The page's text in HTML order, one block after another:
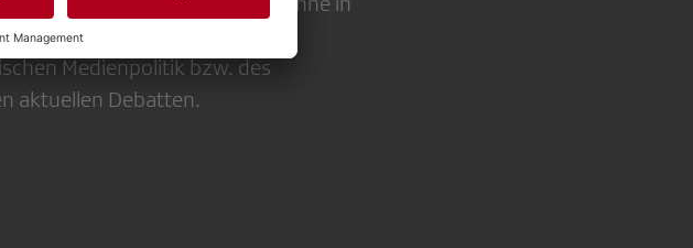
Medienpolitik bzw. des
aktuellen Debatten.